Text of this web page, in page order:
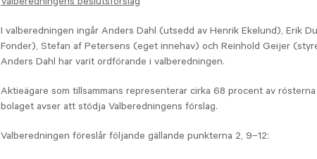
I valberedningen ingår Anders Dahl (utsedd av Henrik Ekelund), Erik
Fonder), Stefan af Petersens (eget innehav) och Reinhold Geijer
Anders Dahl har varit ordförande i valberedningen.
Aktieägare som tillsammans representerar cirka 68 procent av
bolaget avser att stödja Valberedningens förslag.
Valberedningen föreslår följande gällande punkterna 2, 9–12: